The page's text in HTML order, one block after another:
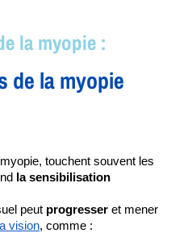
la myopie :
de la myopie
la sensibilisation
peut progresser et mener
vision, comme :